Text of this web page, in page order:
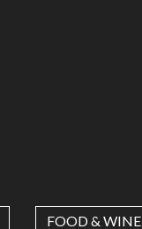
FOOD & WINE